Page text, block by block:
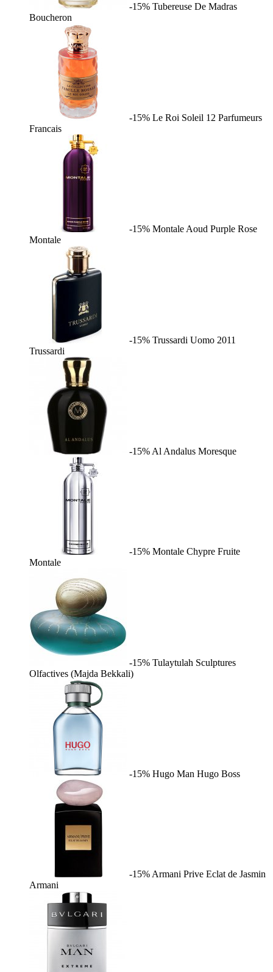
-15% Tubereuse De Madras
Boucheron
-15% Le Roi Soleil 12 Parfumeurs
Francais
-15% Montale Aoud Purple Rose
Montale
-15% Trussardi Uomo 2011
Trussardi
-15% Al Andalus Moresque
-15% Montale Chypre Fruite
Montale
-15% Tulaytulah Sculptures
Olfactives (Majda Bekkali)
-15% Hugo Man Hugo Boss
-15% Armani Prive Eclat de Jasmin
Armani